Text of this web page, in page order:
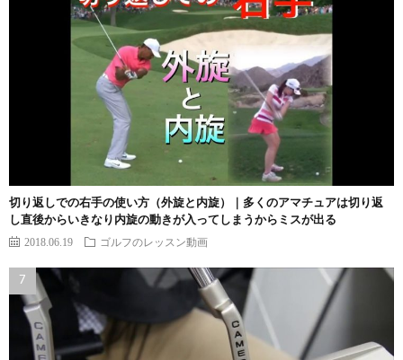
切り返しでの右手の使い方（外旋と内旋）｜多くのアマチュアは切り返
し直後からいきなり内旋の動きが入ってしまうからミスが出る
2018.06.19 ゴルフのレッスン動画